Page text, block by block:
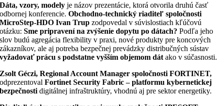
Dáta, vzory, modely je názov prezentácie, ktorá otvorila druhú časť
odbornej konferencie.Obchodno-technický riaditeľ spoločnosti
MicroStep-HDO Ivan Trup zodpovedal v súvislostiach kľúčovú
otázku:Sme pripravení na zvýšenie dopytu po dátach?Podľa jeho
slov budú agregácia flexibility v praxi, nové produkty pre koncových
zákazníkov, ale aj potreba bezpečnej prevádzky distribučných sústav
vyžadovať prácu s podstatne vyšším objemom dát ako v súčasnosti.
Zsolt Géczi, Regional Account Manager spoločnosti FORTINET,
odprezentovalFortinet Security Fabric – platformu kybernetickej
bezpečnosti digitálnej infraštruktúry, vhodnú aj pre sektor energetiky.